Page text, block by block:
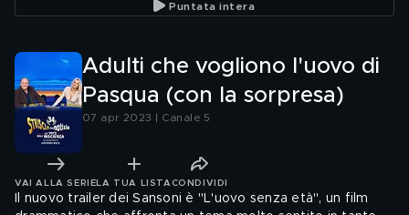
un'incompiuta da paura
Puntata intera
Adulti che vogliono l'uovo di
Pasqua (con la sorpresa)
07 apr 2023 | Canale 5
VAI ALLA SERIE LA TUA LISTA CONDIVIDI
Il nuovo trailer dei Sansoni è "L'uovo senza età", un film